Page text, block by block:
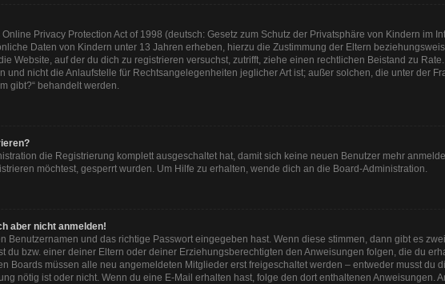
Privacy Protection Act of 1998 (deutsch: Gesetz zum Schutz der Privatsphäre von Kindern im
Daten von Kindern unter 13 Jahren erheben, hierzu die Zustimmung der Eltern
Website, auf der du dich zu registrieren versuchst, zutrifft, ziehe einen rechtlichen Beistand zu
und nicht die Anlaufstelle für Rechtsangelegenheiten jeglicher Art ist; außer solchen, die unter der
gibt?“ behandelt werden.
die Registrierung komplett ausgeschaltet hat, damit sich keine neuen Benutzer mehr
möchtest, gesperrt wurden. Um Hilfe zu erhalten, wende dich an die Board-Administration.
aber nicht anmelden!
Benutzernamen und das richtige Passwort eingegeben hast. Wenn diese stimmen, dann gibt es
du bzw. einer deiner Eltern oder deiner Erziehungsberechtigten den Anweisungen folgen, die du
Boards müssen alle neu angemeldeten Mitglieder erst freigeschaltet werden – entweder musst du
nötig ist oder nicht. Wenn du eine E-Mail erhalten hast, folge den dort enthaltenen Anweisungen.